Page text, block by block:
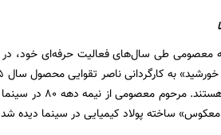
معصومی طی سال‌های فعالیت حرفه‌ای